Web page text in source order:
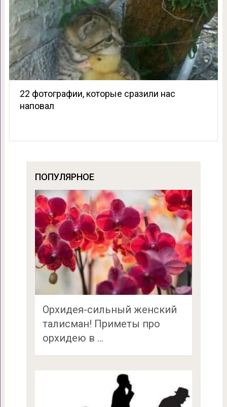
22 фотографии, которые сразили нас
наповал
ПОПУЛЯРНОЕ
Орхидея-сильный женский
талисман! Приметы про
орхидею в …